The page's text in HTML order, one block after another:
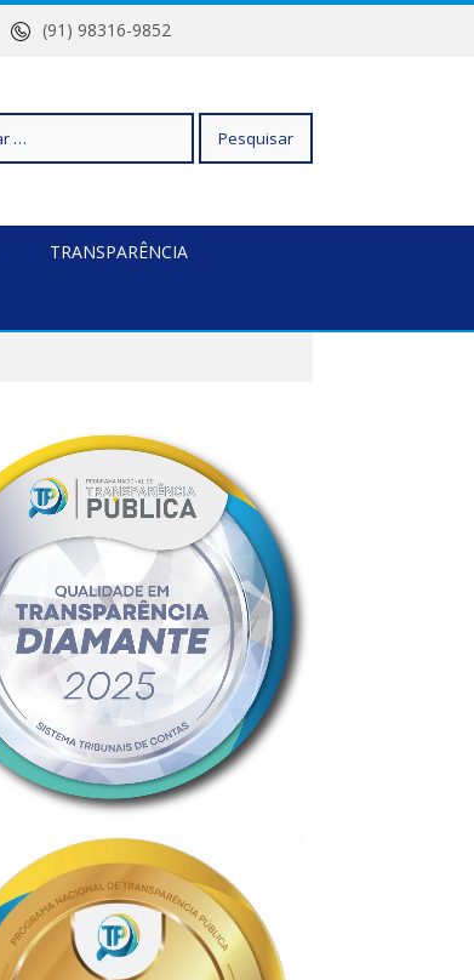
(91) 98316-9852
TRANSPARÊNCIA